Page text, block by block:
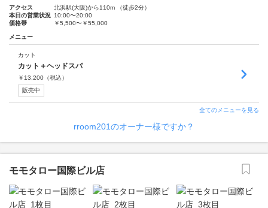
アクセス
北浜駅(大阪)から110m （徒歩2分）
本日の営業状況 10:00〜20:00
価格帯
￥5,500〜￥55,000
メニュー
カット
カット＋ヘッドスパ
￥ 13,200 （税込）
販売中
全てのメニューを見る
rroom201のオーナー様ですか？
モモタロー国際ビル店